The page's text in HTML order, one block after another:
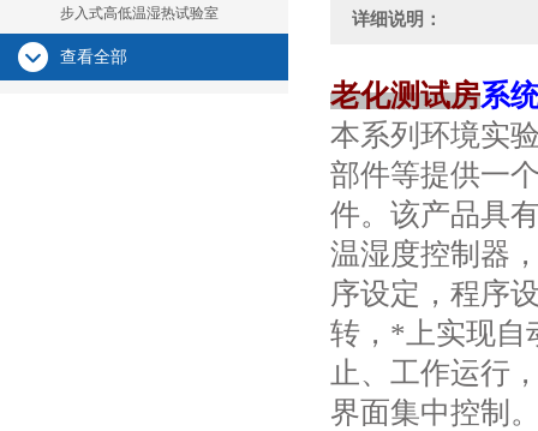
步入式高低温湿热试验室
查看全部
详细说明：
老化测试房系
本系列环境实
部件等提供一
件。该产品具
温湿度控制器
序设定，程序
转，*上实现自
止、工作运行
界面集中控制